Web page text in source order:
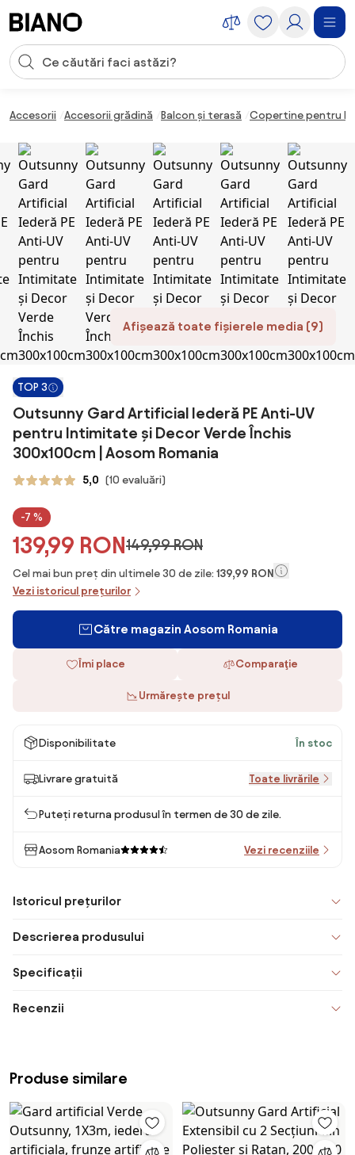
Introducerea căutării
Accesorii Accesorii grădină Balcon și terasă Copertine pentru
Afișează toate fișierele media (9)
TOP 3
Outsunny Gard Artificial Iederă PE Anti-UV
pentru Intimitate și Decor Verde Închis
300x100cm | Aosom Romania
5,0 (10 evaluări)
-7 %
139,99 RON149,99 RON
Cel mai bun preț din ultimele 30 de zile: 139,99 RON
Vezi istoricul prețurilor
Către magazin Aosom Romania
Îmi place Comparaţie
Urmărește prețul
Disponibilitate În stoc
Livrare gratuită Toate livrările
Puteți returna produsul în termen de 30 de zile.
Aosom Romania Vezi recenziile
Istoricul prețurilor
Descrierea produsului
Specificații
Recenzii
Produse similare